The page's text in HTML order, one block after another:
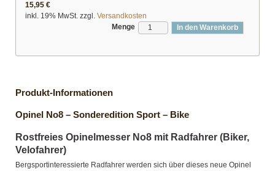
15,95 €
inkl. 19% MwSt. zzgl. Versandkosten
Menge
In den Warenkorb
Produkt-Informationen
Opinel No8 – Sonderedition Sport – Bike
Rostfreies Opinelmesser No8 mit Radfahrer (Biker,
Velofahrer)
Bergsportinteressierte Radfahrer werden sich über dieses neue Opinel